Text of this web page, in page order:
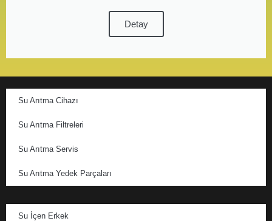
Detay
Su Arıtma Cihazı
Su Arıtma Filtreleri
Su Arıtma Servis
Su Arıtma Yedek Parçaları
Su İçen Erkek